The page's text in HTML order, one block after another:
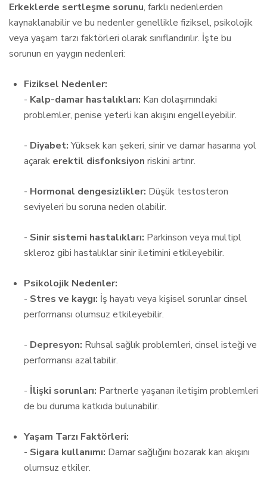
Erkeklerde sertleşme sorunu, farklı nedenlerden
kaynaklanabilir ve bu nedenler genellikle fiziksel, psikolojik
veya yaşam tarzı faktörleri olarak sınıflandırılır. İşte bu
sorunun en yaygın nedenleri:
Fiziksel Nedenler:
- Kalp-damar hastalıkları: Kan dolaşımındaki
problemler, penise yeterli kan akışını engelleyebilir.
- Diyabet:Yüksek kan şekeri, sinir ve damar hasarına yol
açarak erektil disfonksiyon riskini artırır.
- Hormonal dengesizlikler: Düşük testosteron
seviyeleri bu soruna neden olabilir.
- Sinir sistemi hastalıkları: Parkinson veya multipl
skleroz gibi hastalıklar sinir iletimini etkileyebilir.
Psikolojik Nedenler:
- Stres ve kaygı: İş hayatı veya kişisel sorunlar cinsel
performansı olumsuz etkileyebilir.
- Depresyon: Ruhsal sağlık problemleri, cinsel isteği ve
performansı azaltabilir.
- İlişki sorunları: Partnerle yaşanan iletişim problemleri
de bu duruma katkıda bulunabilir.
Yaşam Tarzı Faktörleri:
- Sigara kullanımı: Damar sağlığını bozarak kan akışını
olumsuz etkiler.